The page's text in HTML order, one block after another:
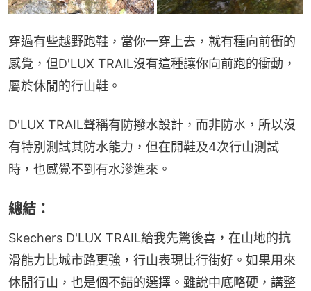
穿過有些越野跑鞋，當你一穿上去，就有種向前衝的
感覺，但D'LUX TRAIL沒有這種讓你向前跑的衝動，
屬於休閒的行山鞋。
D'LUX TRAIL聲稱有防撥水設計，而非防水，所以沒
有特別測試其防水能力，但在開鞋及4次行山測試
時，也感覺不到有水滲進來。
總結：
Skechers D'LUX TRAIL給我先驚後喜，在山地的抗
滑能力比城市路更強，行山表現比行街好。如果用來
休閒行山，也是個不錯的選擇。雖說中底略硬，講整